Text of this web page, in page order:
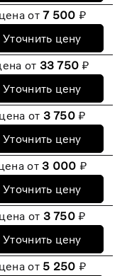
цена от7 500 ₽
Уточнить цену
от 33 750 ₽
Уточнить цену
цена от 3 750 ₽
Уточнить цену
от3 000 ₽
Уточнить цену
цена от 3 750 ₽
Уточнить цену
цена от 5 250 ₽